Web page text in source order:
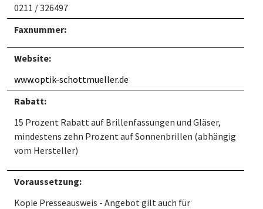
0211 / 326497
Faxnummer:
Website:
www.optik-schottmueller.de
Rabatt:
15 Prozent Rabatt auf Brillenfassungen und Gläser,
mindestens zehn Prozent auf Sonnenbrillen (abhängig
vom Hersteller)
Voraussetzung:
Kopie Presseausweis - Angebot gilt auch für